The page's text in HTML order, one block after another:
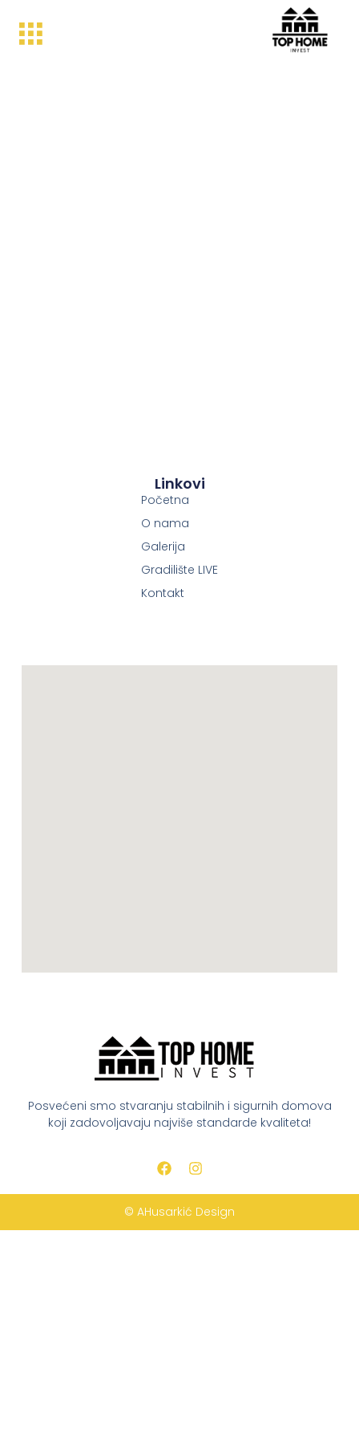
Posvećeni smo stvaranju stabilnih i sigurnih domova
koji zadovoljavaju najviše standarde kvaliteta!
Linkovi
Početna
O nama
Galerija
Gradilište LIVE
Kontakt
© AHusarkić Design